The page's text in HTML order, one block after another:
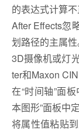
的表达式计算不
After Effects忽
划路径的主属性
3D摄像机或灯
ter和Maxon
在“时间轴”面
本图形”面板中
将属性值粘贴